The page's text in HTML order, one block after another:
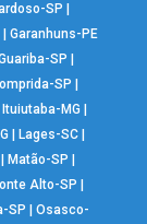
SP
Garanhuns-PE
SP
SP
Ituiutaba-MG
Lages-SC|
Matão-SP
Alto-SP
SP |Osasco-